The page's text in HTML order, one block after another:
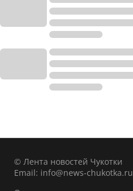
© Лента новостей Чукотки
Email: info@news-chukotka.ru